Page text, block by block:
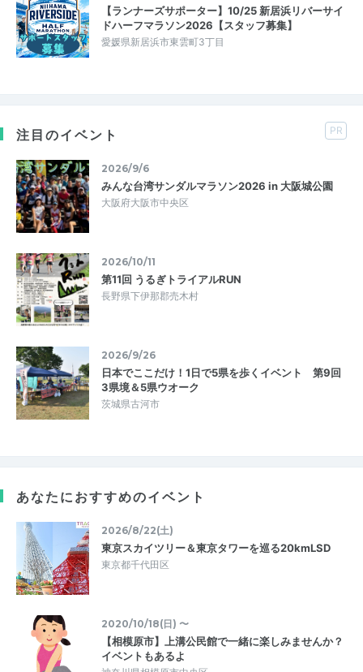
【ランナーズサポーター】10/25 新居浜リバーサイ
ドハーフマラソン2026【スタッフ募集】
愛媛県新居浜市東雲町3丁目
注目のイベント PR
2026/9/6
みんな台湾サンダルマラソン2026 in 大阪城公園
大阪府大阪市中央区
2026/10/11
第11回 うるぎトライアルRUN
長野県下伊那郡売木村
2026/9/26
日本でここだけ！1日で5県を歩くイベント 第9回
3県境＆5県ウオーク
茨城県古河市
あなたにおすすめのイベント
2026/8/22(土)
東京スカイツリー＆東京タワーを巡る20kmLSD
東京都千代田区
2020/10/18(日) 〜
【相模原市】上溝公民館で一緒に楽しみませんか？
イベントもあるよ